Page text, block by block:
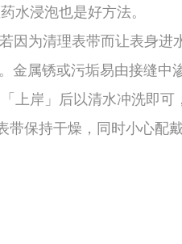
水浸泡也是好方法。
为清理表带而让表身进
属锈或污垢易由接缝中
上岸」后以清水冲洗即
保持干燥，同时小心配